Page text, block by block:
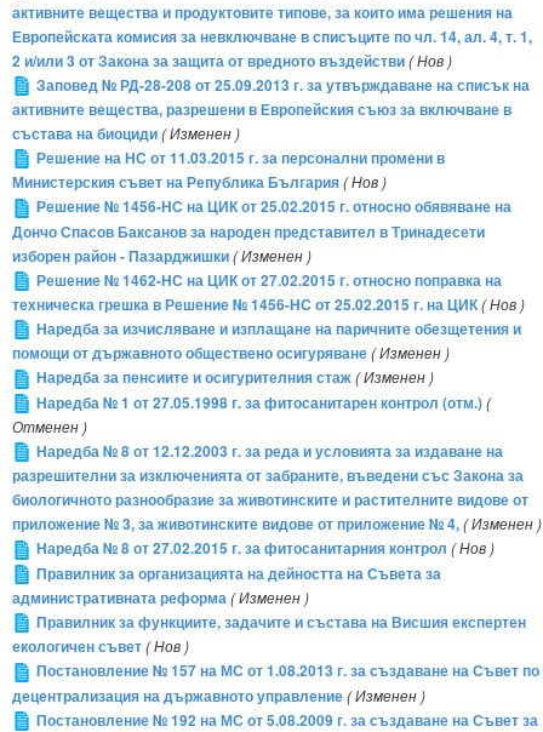
активните вещества и продуктовите типове, за които има решения на
Европейската комисия за невключване в списъците по чл. 14, ал. 4, т. 1,
2 и/или 3 от Закона за защита от вредното въздействи( Нов )
Заповед № РД-28-208 от 25.09.2013 г. за утвърждаване на списък на
активните вещества, разрешени в Европейския съюз за включване в
състава на биоциди( Изменен )
Решение на НС от 11.03.2015 г. за персонални промени в
Министерския съвет на Република България( Нов )
Решение № 1456-НС на ЦИК от 25.02.2015 г. относно обявяване на
Дончо Спасов Баксанов за народен представител в Тринадесети
изборен район - Пазарджишки( Изменен )
Решение № 1462-НС на ЦИК от 27.02.2015 г. относно поправка на
техническа грешка в Решение № 1456-НС от 25.02.2015 г. на ЦИК( Нов )
Наредба за изчисляване и изплащане на паричните обезщетения и
помощи от държавното обществено осигуряване( Изменен )
Наредба за пенсиите и осигурителния стаж( Изменен )
Наредба № 1 от 27.05.1998 г. за фитосанитарен контрол (отм.)(
Отменен )
Наредба № 8 от 12.12.2003 г. за реда и условията за издаване на
разрешителни за изключенията от забраните, въведени със Закона за
биологичното разнообразие за животинските и растителните видове от
приложение № 3, за животинските видове от приложение № 4,( Изменен )
Наредба № 8 от 27.02.2015 г. за фитосанитарния контрол ( Нов )
Правилник за организацията на дейността на Съвета за
административната реформа( Изменен )
Правилник за функциите, задачите и състава на Висшия експертен
екологичен съвет( Нов )
Постановление № 157 на МС от 1.08.2013 г. за създаване на Съвет по
децентрализация на държавното управление( Изменен )
Постановление № 192 на МС от 5.08.2009 г. за създаване на Съвет за